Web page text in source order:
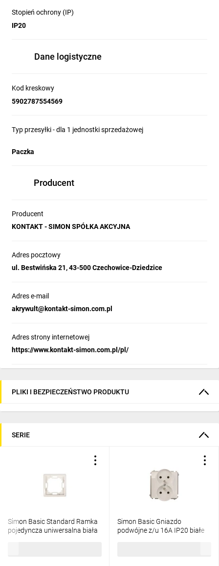
Stopień ochrony (IP)
IP20
Dane logistyczne
Kod kreskowy
5902787554569
Typ przesyłki - dla 1 jednostki sprzedażowej
Paczka
Producent
Producent
KONTAKT - SIMON SPÓŁKA AKCYJNA
Adres pocztowy
ul. Bestwińska 21, 43-500 Czechowice-Dziedzice
Adres e-mail
akrywult@kontakt-simon.com.pl
Adres strony internetowej
https://www.kontakt-simon.com.pl/pl/
PLIKI I BEZPIECZEŃSTWO PRODUKTU
SERIE
Simon Basic Standard Ramka
pojedyncza uniwersalna biała
Simon Basic Gniazdo
podwójne z/u 16A IP20 białe